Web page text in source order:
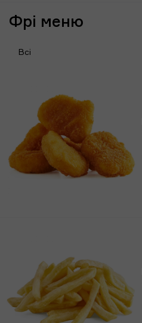
Фрі меню
Всі